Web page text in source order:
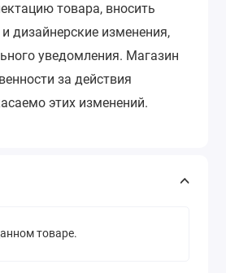
товара, вносить
дизайнерские изменения,
уведомления. Магазин
за действия
этих изменений.
товаре.